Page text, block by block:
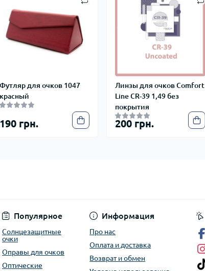
Футляр для очков 1047
красный
190 грн.
Линзы для очков Comfort
Line CR-39 1,49 без
покрытия
200 грн.
Популярное
Солнцезащитные
очки
Оправы для очков
Оптические
Информация
Про нас
Оплата и доставка
Возврат и обмен